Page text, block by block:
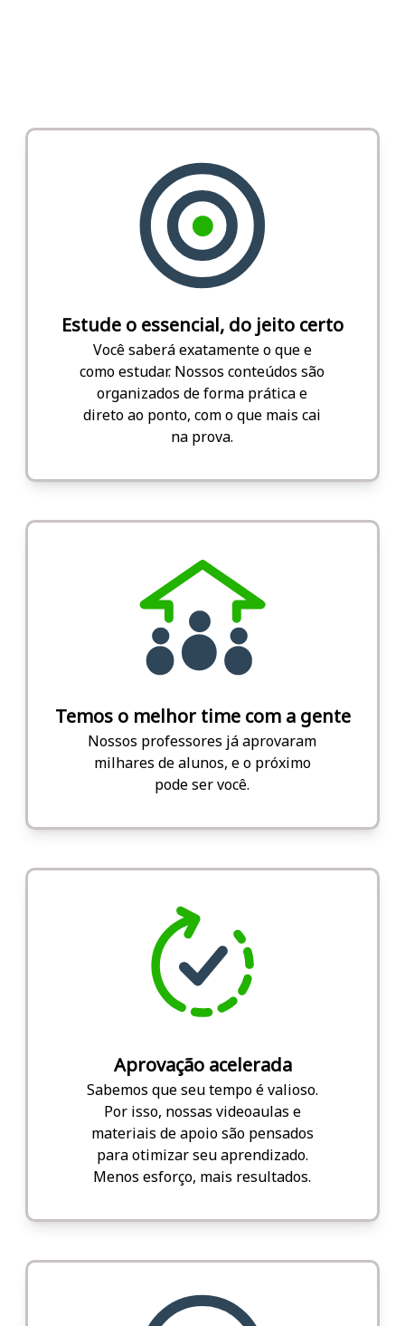
Estude o essencial, do jeito certo
Você saberá exatamente o que e
como estudar. Nossos conteúdos são
organizados de forma prática e
direto ao ponto, com o que mais cai
na prova.
Temos o melhor time com a gente
Nossos professores já aprovaram
milhares de alunos, e o próximo
pode ser você.
Aprovação acelerada
Sabemos que seu tempo é valioso.
Por isso, nossas videoaulas e
materiais de apoio são pensados
para otimizar seu aprendizado.
Menos esforço, mais resultados.